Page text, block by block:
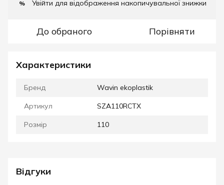
% Увійти для відображення накопичувальної знижки
До обраного Порівняти
Характеристики
Бренд Wavin ekoplastik
Артикул SZA110RCTX
Розмір 110
Відгуки